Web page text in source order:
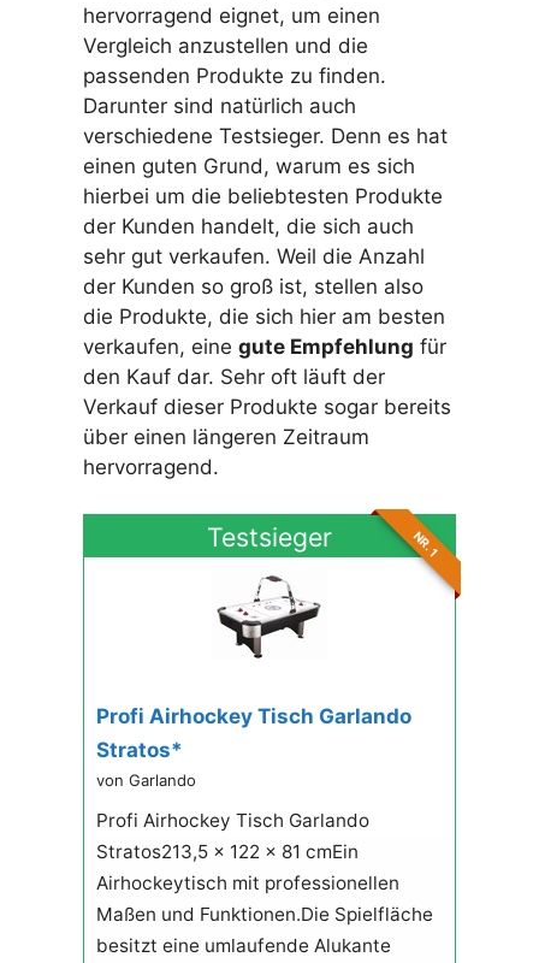
hervorragend eignet, um einen
Vergleich anzustellen und die
passenden Produkte zu finden.
Darunter sind natürlich auch
verschiedene Testsieger. Denn es hat
einen guten Grund, warum es sich
hierbei um die beliebtesten Produkte
der Kunden handelt, die sich auch
sehr gut verkaufen. Weil die Anzahl
der Kunden so groß ist, stellen also
die Produkte, die sich hier am besten
verkaufen, eine gute Empfehlung für
den Kauf dar. Sehr oft läuft der
Verkauf dieser Produkte sogar bereits
über einen längeren Zeitraum
hervorragend.
Testsieger NR. 1
Profi Airhockey Tisch Garlando
Stratos*
von Garlando
Profi Airhockey Tisch Garlando
Stratos213,5 x 122 x 81 cmEin
Airhockeytisch mit professionellen
Maßen und Funktionen.Die Spielfläche
besitzt eine umlaufende Alukante